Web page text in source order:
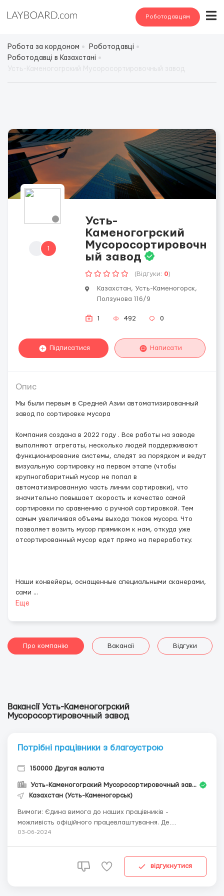
Роботодавцям
Робота за кордоном
Роботодавці
Роботодавці в Казахстані
1
Усть-
Каменогогрский
Мусоросортировочн
ый завод
(Відгуки: 0)
Казахстан, Усть-Каменогорск,
Ползунова 116/9
1 492 0
Підписатися Написати
Опис
Мы были первым в Средней Азии автоматизированный
завод по сортировке мусора
Компания создана в 2022 году . Все работы на заводе
выполняют агрегаты, несколько людей поддерживают
функционирование системы, следят за порядком и ведут
визуальную сортировку на первом этапе (чтобы
крупногабаритный мусор не попал в
автоматизированную часть линии сортировки), что
значительно повышает скорость и качество самой
сортировки по сравнению с ручной сортировкой. Тем
самым увеличивая объемы выхода тюков мусора. Что
позволяет возить мусор прямиком к нам, откуда уже
отсортированный мусор едет прямо на переработку.
Наши конвейеры, оснащенные специальными сканерами,
сами ...
Еще
Про компанію Вакансії Відгуки
Вакансії Усть-Каменогогрский
Мусоросортировочный завод
Потрібні працівники з благоустрою
150000 Другая валюта
Усть-Каменогогрский Мусоросортировочный завод
Казахстан (Усть-Каменогорськ)
Вимоги: Єдина вимога до наших працівників -
можливість офіційного працевлаштування. Де
працювати? Ми знаходимося за адресою Ползунова
Робочий графік змінний: 2 через 2; Робочий час: з 8 ...
03-06-2024
відгукнутися